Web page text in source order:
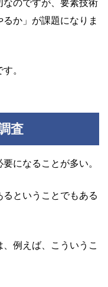
のですが、要素技術
か」が課題になりま
。
査
になることが多い。
ということでもある
例えば、こういうこ